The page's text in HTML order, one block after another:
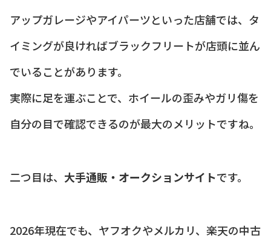
アップガレージやアイパーツといった店舗では、タ
イミングが良ければブラックフリートが店頭に並ん
でいることがあります。
実際に足を運ぶことで、ホイールの歪みやガリ傷を
自分の目で確認できるのが最大のメリットですね。
二つ目は、 大手通販・オークションサイトです。
2026年現在でも、ヤフオクやメルカリ、楽天の中古